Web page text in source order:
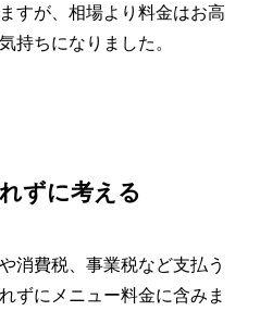
すが、相場より料金はお高
持ちになりました。
ずに考える
消費税、事業税など支払う
ずにメニュー料金に含みま